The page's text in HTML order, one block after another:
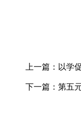
上一篇：以学
下一篇：第五